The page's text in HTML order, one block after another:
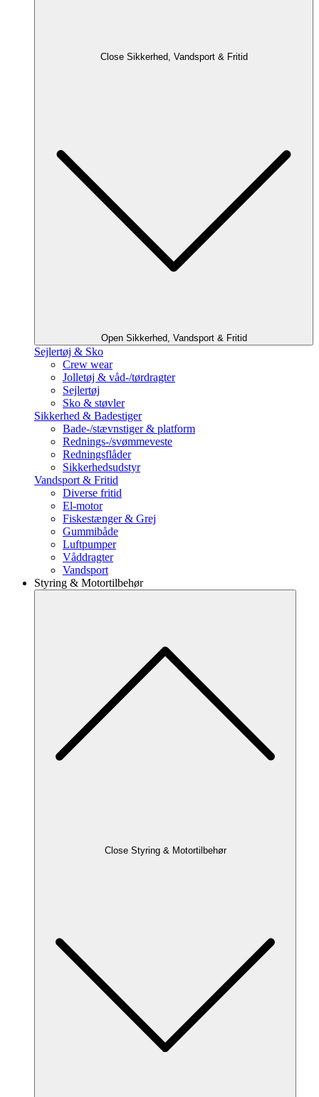
Close Sikkerhed, Vandsport & Fritid
Open Sikkerhed, Vandsport & Fritid
Sejlertøj & Sko
Crew wear
Jolletøj & våd-/tørdragter
Sejlertøj
Sko & støvler
Sikkerhed & Badestiger
Bade-/stævnstiger & platform
Rednings-/svømmeveste
Redningsflåder
Sikkerhedsudstyr
Vandsport & Fritid
Diverse fritid
El-motor
Fiskestænger & Grej
Gummibåde
Luftpumper
Våddragter
Vandsport
Styring & Motortilbehør
Close Styring & Motortilbehør